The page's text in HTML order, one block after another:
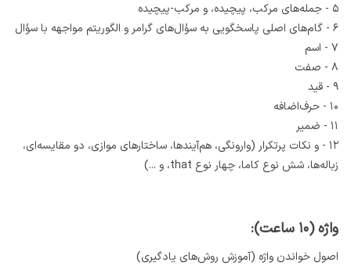
۵ - جمله‌های مرکب، پيچيده، و مرکب-پيچيده
۶ - گام‌های اصلی پاسخگویی به سؤال‌های گرامر و الگوريتم مواجهه با سؤال
۷ - اسم
۸ - صفت
۹ - قيد
۱۰ - حرف‌اضافه
۱۱ - ضمير
۱۲ - و نکات پرتکرار (وارونگی، هم‌آیندها، ساختارهای موازی، دو مقایسه‌ای،
زباله‌ها، شش نوع کاما، چهار نوع that، و ...)
واژه (۱۰ ساعت):
اصول خواندن واژه (آموزش روش‌های یادگیری)